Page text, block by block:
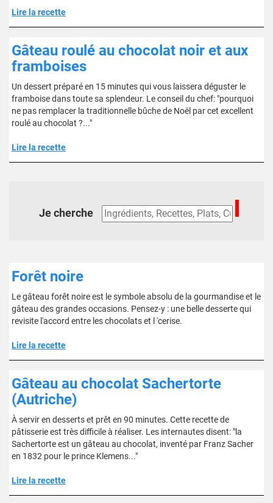
Lire la recette
Gâteau roulé au chocolat noir et aux
framboises
Un dessert préparé en 15 minutes qui vous laissera déguster le
framboise dans toute sa splendeur. Le conseil du chef: "pourquoi
ne pas remplacer la traditionnelle bûche de Noël par cet excellent
roulé au chocolat ?..."
Lire la recette
Je cherche
Forêt noire
Le gâteau forêt noire est le symbole absolu de la gourmandise et le
gâteau des grandes occasions. Pensez-y : une belle desserte qui
revisite l'accord entre les chocolats et l 'cerise.
Lire la recette
Gâteau au chocolat Sachertorte
(Autriche)
À servir en desserts et prêt en 90 minutes. Cette recette de
pâtisserie est très difficile à réaliser. Les internautes disent: "la
Sachertorte est un gâteau au chocolat, inventé par Franz Sacher
en 1832 pour le prince Klemens..."
Lire la recette